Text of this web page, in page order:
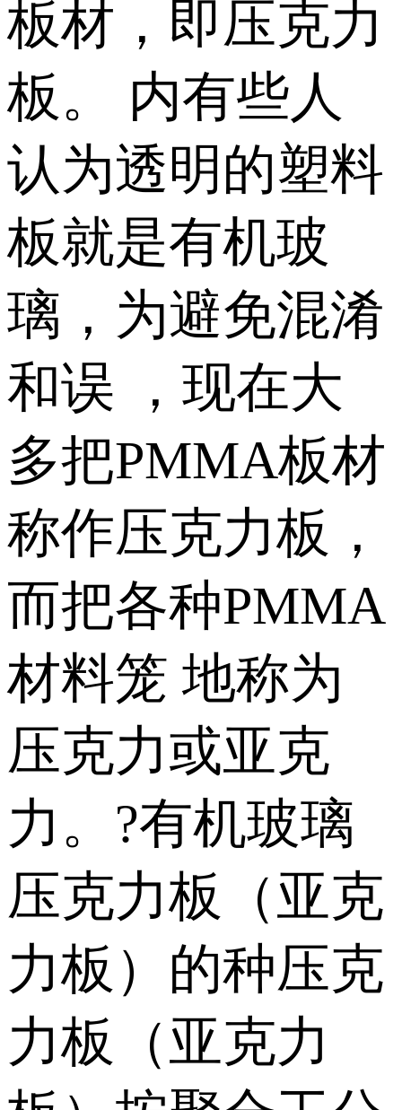
板材，即压克力
板。 内有些人
认为透明的塑料
板就是有机玻
璃，为避免混淆
和误 ，现在大
多把PMMA板材
称作压克力板，
而把各种PMMA
材料笼 地称为
压克力或亚克
力。 ?有机玻璃
压克力板（亚克
力板）的种 压克
力板（亚克力